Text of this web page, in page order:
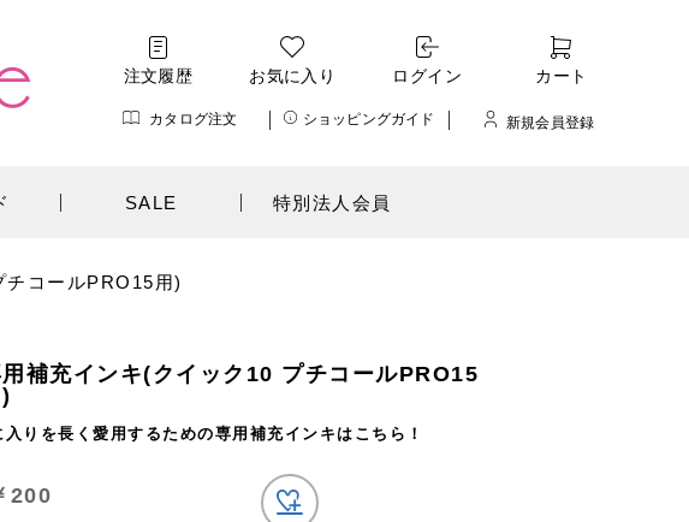
注文履歴 お気に入り ログイン カート
カタログ注文 ショッピングガイド 新規会員登録
SALE 特別法人会員
コールPRO15用)
補充インキ(クイック10 プチコールPRO15
入りを長く愛用するための専用補充インキはこちら！
200